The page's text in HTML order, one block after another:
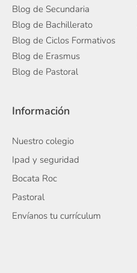
Blog de Secundaria
Blog de Bachillerato
Blog de Ciclos Formativos
Blog de Erasmus
Blog de Pastoral
Información
Nuestro colegio
Ipad y seguridad
Bocata Roc
Pastoral
Envíanos tu currículum